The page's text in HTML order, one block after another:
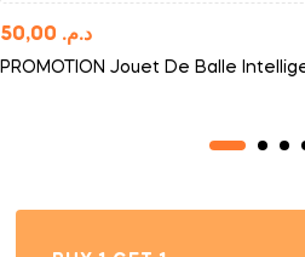
د.م.
PROMOTION Jouet De Balle